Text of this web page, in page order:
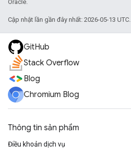
Oracle.
Cập nhật lần gần đây nhất: 2026-05-13 UTC.
GitHub
Stack Overflow
Blog
Chromium Blog
Thông tin sản phẩm
Điều khoản dịch vụ